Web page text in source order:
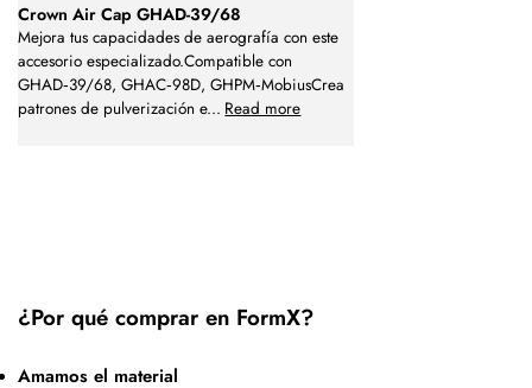
Crown Air Cap GHAD-39/68
Mejora tus capacidades de aerografía con este
accesorio especializado.Compatible con
GHAD‑39/68, GHAC‑98D, GHPM‑MobiusCrea
patrones de pulverización e... Read more
¿Por qué comprar en FormX?
Amamos el material